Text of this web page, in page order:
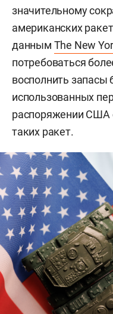
значительному
американских
данным The New
потребоваться
восполнить запасы
использованных
распоряжении США
таких ракет.